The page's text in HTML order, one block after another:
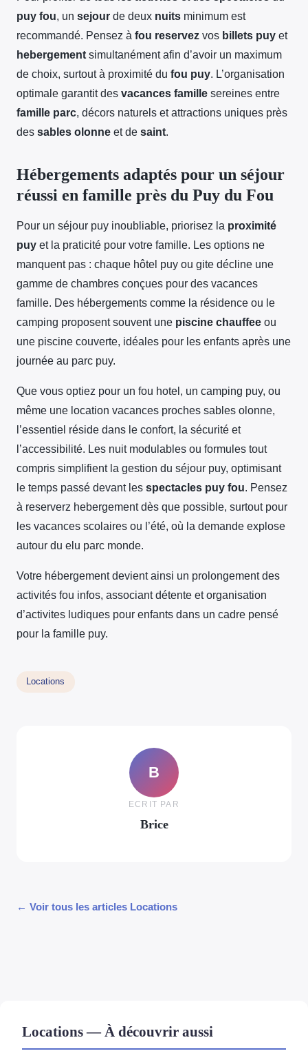
puy fou, un sejour de deux nuits minimum est
recommandé. Pensez à fou reservez vos billets puy et
hebergement simultanément afin d’avoir un maximum
de choix, surtout à proximité du fou puy. L’organisation
optimale garantit des vacances famille sereines entre
famille parc, décors naturels et attractions uniques près
des sables olonne et de saint.
Hébergements adaptés pour un séjour
réussi en famille près du Puy du Fou
Pour un séjour puy inoubliable, priorisez la proximité
puy et la praticité pour votre famille. Les options ne
manquent pas : chaque hôtel puy ou gite décline une
gamme de chambres conçues pour des vacances
famille. Des hébergements comme la résidence ou le
camping proposent souvent une piscine chauffee ou
une piscine couverte, idéales pour les enfants après une
journée au parc puy.
Que vous optiez pour un fou hotel, un camping puy, ou
même une location vacances proches sables olonne,
l’essentiel réside dans le confort, la sécurité et
l’accessibilité. Les nuit modulables ou formules tout
compris simplifient la gestion du séjour puy, optimisant
le temps passé devant les spectacles puy fou. Pensez
à reserverz hebergement dès que possible, surtout pour
les vacances scolaires ou l’été, où la demande explose
autour du elu parc monde.
Votre hébergement devient ainsi un prolongement des
activités fou infos, associant détente et organisation
d’activites ludiques pour enfants dans un cadre pensé
pour la famille puy.
Locations
B
ECRIT PAR
Brice
← Voir tous les articles Locations
Locations — À découvrir aussi